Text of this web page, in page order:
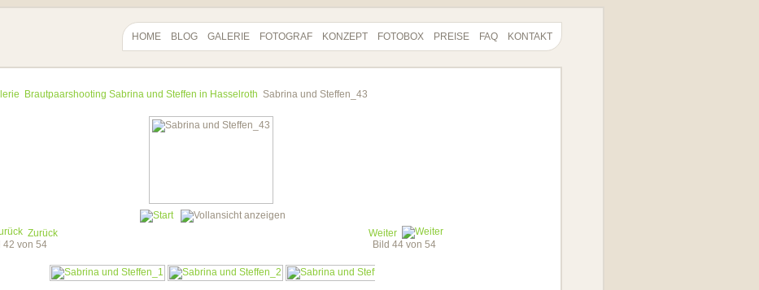
HOME BLOG GALERIE FOTOGRAF KONZEPT FOTOBOX PREISE FAQ KONTAKT
Brautpaarshooting Sabrina und Steffen in Hasselroth Sabrina und Steffen_43
Zurück
42 von 54
Weiter
Bild 44 von 54